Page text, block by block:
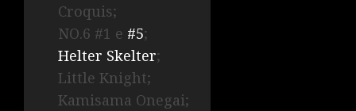
Croquis;
NO.6 #1 e #5;
Helter Skelter;
Little Knight;
Kamisama Onegai;